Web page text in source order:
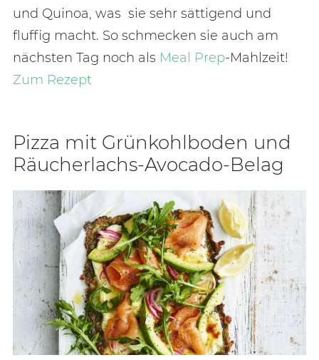
und Quinoa, was sie sehr sättigend und
fluffig macht. So schmecken sie auch am
nächsten Tag noch als Meal Prep-Mahlzeit!
Zum Rezept
Piz­za mit Grün­kohl­bo­den und
Räu­cher­lachs-Avo­ca­do-Be­lag